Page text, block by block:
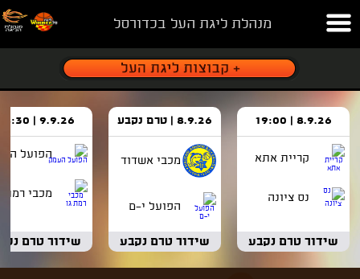
מנהלת ליגת העל בכדורסל
8.9.26 | 19:00
קריית אתא
נס ציונה
שידור טרם נקבע
8.9.26 | טרם נקבע
מכבי אשדוד
הפועל י-ם
שידור טרם נקבע
9.9.26 | 18:30
הפועל
מכבי רמת
שידור טרם